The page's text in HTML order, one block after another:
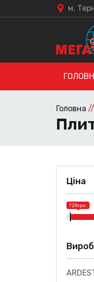
м.
Головна //
Ціна
729грн.